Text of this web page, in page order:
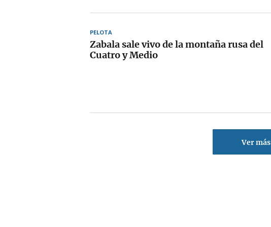
PELOTA
Zabala sale vivo de la montaña rusa del
Cuatro y Medio
Ver más